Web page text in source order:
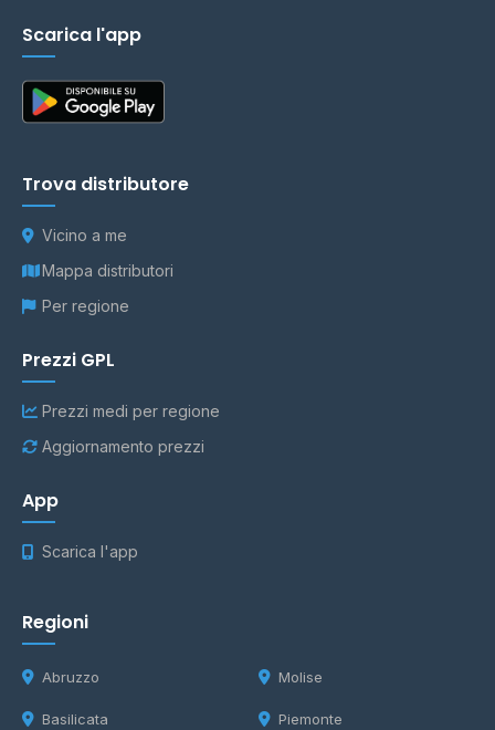
Scarica l'app
Trova distributore
Vicino a me
Mappa distributori
Per regione
Prezzi GPL
Prezzi medi per regione
Aggiornamento prezzi
App
Scarica l'app
Regioni
Abruzzo
Basilicata
Molise
Piemonte